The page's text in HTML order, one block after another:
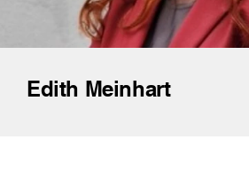
Edith Meinhart